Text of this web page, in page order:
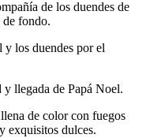
de los duendes de
fondo.
y los duendes por el
llegada de Papá Noel.
de color con fuegos
exquisitos dulces.